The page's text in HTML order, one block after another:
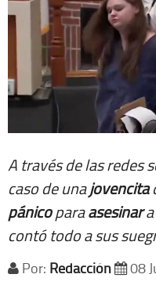
A través de las redes
caso de unajovencita
pánicoparaasesinara
contó todo a sus
Por: Redacción 08